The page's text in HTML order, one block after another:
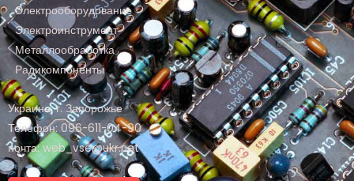
Электрооборудование
Электроинструмент
Металлообработка
Радикомпоненты
Украина, г. Запорожье
Телефон: 096-611-04-90
почта: web_vse@ukr.net